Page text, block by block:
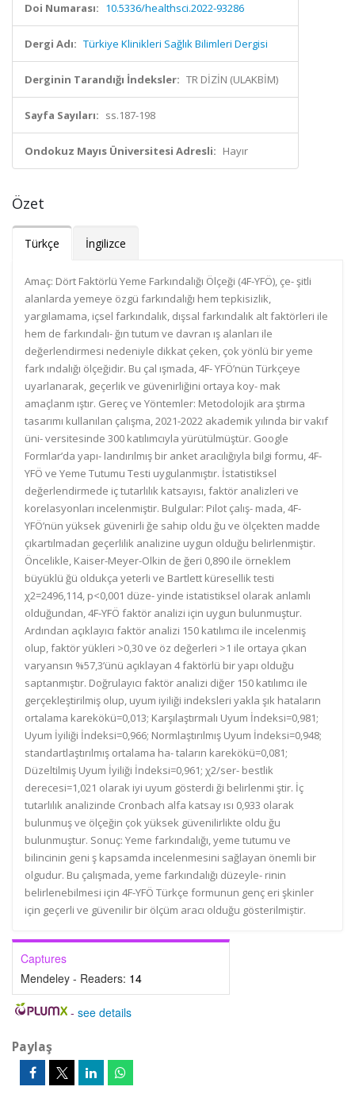
Doi Numarası: 10.5336/healthsci.2022-93286
Dergi Adı: Türkiye Klinikleri Sağlık Bilimleri Dergisi
Derginin Tarandığı İndeksler: TR DİZİN (ULAKBİM)
Sayfa Sayıları: ss.187-198
Ondokuz Mayıs Üniversitesi Adresli: Hayır
Özet
Türkçe İngilizce
Amaç: Dört Faktörlü Yeme Farkındalığı Ölçeği (4F-YFÖ), çe- şitli
alanlarda yemeye özgü farkındalığı hem tepkisizlik,
yargılamama, içsel farkındalık, dışsal farkındalık alt faktörleri ile
hem de farkındalı- ğın tutum ve davran ış alanları ile
değerlendirmesi nedeniyle dikkat çeken, çok yönlü bir yeme
fark ındalığı ölçeğidir. Bu çal ışmada, 4F- YFÖ’nün Türkçeye
uyarlanarak, geçerlik ve güvenirliğini ortaya koy- mak
amaçlanm ıştır. Gereç ve Yöntemler: Metodolojik ara ştırma
tasarımı kullanılan çalışma, 2021-2022 akademik yılında bir vakıf
üni- versitesinde 300 katılımcıyla yürütülmüştür. Google
Formlar’da yapı- landırılmış bir anket aracılığıyla bilgi formu, 4F-
YFÖ ve Yeme Tutumu Testi uygulanmıştır. İstatistiksel
değerlendirmede iç tutarlılık katsayısı, faktör analizleri ve
korelasyonları incelenmiştir. Bulgular: Pilot çalış- mada, 4F-
YFÖ’nün yüksek güvenirli ğe sahip oldu ğu ve ölçekten madde
çıkartılmadan geçerlilik analizine uygun olduğu belirlenmiştir.
Öncelikle, Kaiser-Meyer-Olkin de ğeri 0,890 ile örneklem
büyüklü ğü oldukça yeterli ve Bartlett küresellik testi
χ2=2496,114, p<0,001 düze- yinde istatistiksel olarak anlamlı
olduğundan, 4F-YFÖ faktör analizi için uygun bulunmuştur.
Ardından açıklayıcı faktör analizi 150 katılımcı ile incelenmiş
olup, faktör yükleri >0,30 ve öz değerleri >1 ile ortaya çıkan
varyansın %57,3’ünü açıklayan 4 faktörlü bir yapı olduğu
saptanmıştır. Doğrulayıcı faktör analizi diğer 150 katılımcı ile
gerçekleştirilmiş olup, uyum iyiliği indeksleri yakla şık hataların
ortalama karekökü=0,013; Karşılaştırmalı Uyum İndeksi=0,981;
Uyum İyiliği İndeksi=0,966; Normlaştırılmış Uyum İndeksi=0,948;
standartlaştırılmış ortalama ha- taların karekökü=0,081;
Düzeltilmiş Uyum İyiliği İndeksi=0,961; χ2/ser- bestlik
derecesi=1,021 olarak iyi uyum gösterdi ği belirlenmi ştir. İç
tutarlılık analizinde Cronbach alfa katsay ısı 0,933 olarak
bulunmuş ve ölçeğin çok yüksek güvenilirlikte oldu ğu
bulunmuştur. Sonuç: Yeme farkındalığı, yeme tutumu ve
bilincinin geni ş kapsamda incelenmesini sağlayan önemli bir
olgudur. Bu çalışmada, yeme farkındalığı düzeyle- rinin
belirlenebilmesi için 4F-YFÖ Türkçe formunun genç eri şkinler
için geçerli ve güvenilir bir ölçüm aracı olduğu gösterilmiştir.
Captures
Mendeley - Readers: 14
- see details
Paylaş